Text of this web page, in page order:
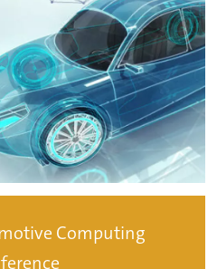
Computing